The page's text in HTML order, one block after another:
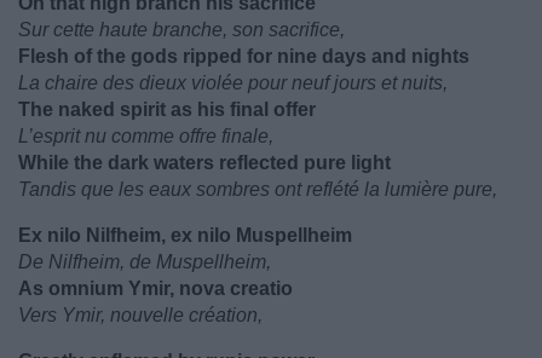
Sur cette haute branche, son sacrifice,
Flesh of the gods ripped for nine days and nights
La chaire des dieux violée pour neuf jours et nuits,
The naked spirit as his final offer
L’esprit nu comme offre finale,
While the dark waters reflected pure light
Tandis que les eaux sombres ont reflété la lumière pure,
Ex nilo Nilfheim, ex nilo Muspellheim
De Nilfheim, de Muspellheim,
As omnium Ymir, nova creatio
Vers Ymir, nouvelle création,